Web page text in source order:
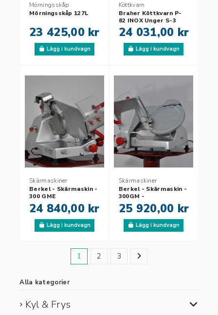
Mörningsskåp
Mörningsskåp 127L
23 425,00 kr
Lägg i kundvagn
Köttkvarn
Braher Köttkvarn P-
82 INOX Unger S-3
Double cut
24 031,00 kr
Lägg i kundvagn
Skärmaskiner
Berkel - Skärmaskin -
300 GME
24 840,00 kr
Lägg i kundvagn
Skärmaskiner
Berkel - Skärmaskin -
300GM -
Halvautomatisk
25 920,00 kr
Lägg i kundvagn
1 2 3
Alla kategorier
Kyl & Frys